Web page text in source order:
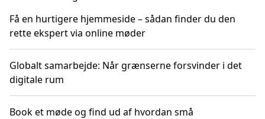
Få en hurtigere hjemmeside – sådan finder du den
rette ekspert via online møder
Globalt samarbejde: Når grænserne forsvinder i det
digitale rum
Book et møde og find ud af hvordan små